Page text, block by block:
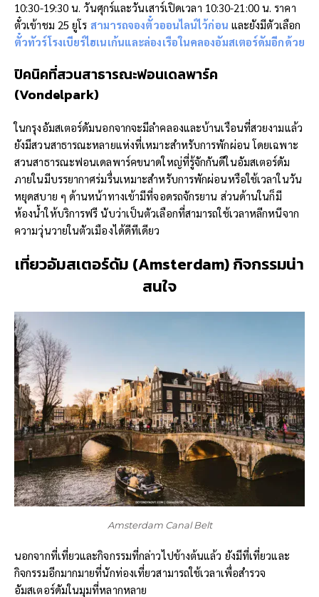
10:30-19:30 น. วันศุกร์และวันเสาร์เปิดเวลา 10:30-21:00 น. ราคา
ตั๋วเข้าชม 25 ยูโร สามารถจองตั๋วออนไลน์ไว้ก่อน และยังมีตัวเลือก
ตั๋วทัวร์โรงเบียร์ไฮเนเก้นและล่องเรือในคลองอัมสเตอร์ดัมอีกด้วย
ปิคนิคที่สวนสาธารณะฟอนเดลพาร์ค
(Vondelpark)
ในกรุงอัมสเตอร์ดัมนอกจากจะมีลำคลองและบ้านเรือนที่สวยงามแล้ว
ยังมีสวนสาธารณะหลายแห่งที่เหมาะสำหรับการพักผ่อน โดยเฉพาะ
สวนสาธารณะฟอนเดลพาร์คขนาดใหญ่ที่รู้จักกันดีในอัมสเตอร์ดัม
ภายในมีบรรยากาศร่มรื่นเหมาะสำหรับการพักผ่อนหรือใช้เวลาในวัน
หยุดสบาย ๆ ด้านหน้าทางเข้ามีที่จอดรถจักรยาน ส่วนด้านในก็มี
ห้องน้ำให้บริการฟรี นับว่าเป็นตัวเลือกที่สามารถใช้เวลาหลีกหนีจาก
ความวุ่นวายในตัวเมืองได้ดีทีเดียว
เที่ยวอัมสเตอร์ดัม (Amsterdam)กิจกรรมน่า
สนใจ
Amsterdam Canal Belt
นอกจากที่เที่ยวและกิจกรรมที่กล่าวไปข้างต้นแล้ว ยังมีที่เที่ยวและ
กิจกรรมอีกมากมายที่นักท่องเที่ยวสามารถใช้เวลาเพื่อสำรวจ
อัมสเตอร์ดัมในมุมที่หลากหลาย